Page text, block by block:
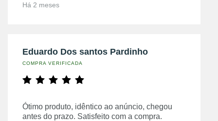
Há 2 meses
Eduardo Dos santos Pardinho
COMPRA VERIFICADA
Ótimo produto, idêntico ao anúncio, chegou
antes do prazo. Satisfeito com a compra.